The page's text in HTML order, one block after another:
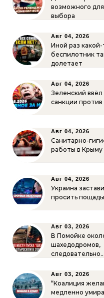
возможного
выбора
Авг 04, 2026
Иной раз какой-
беспилотник
долетает
Авг 04, 2026
Зеленский
санкции
Авг 04, 2026
Санитарно-
работы в Крыму
Авг 04, 2026
Украина
просить пощады
Авг 03, 2026
В Помойке
шахедодромов,
следовательно…
Авг 03, 2026
“Коалиция
медленно